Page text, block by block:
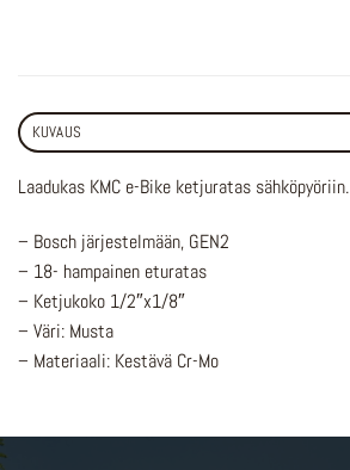
KUVAUS
Laadukas KMC e-Bike ketjuratas sähköpyöriin.
– Bosch järjestelmään, GEN2
– 18- hampainen eturatas
– Ketjukoko 1/2″x1/8″
– Väri: Musta
– Materiaali: Kestävä Cr-Mo